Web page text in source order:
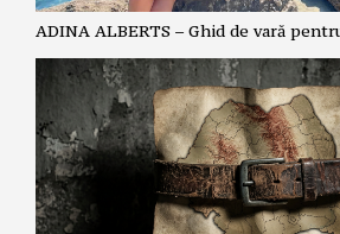
ADINA ALBERTS – Ghid de vară